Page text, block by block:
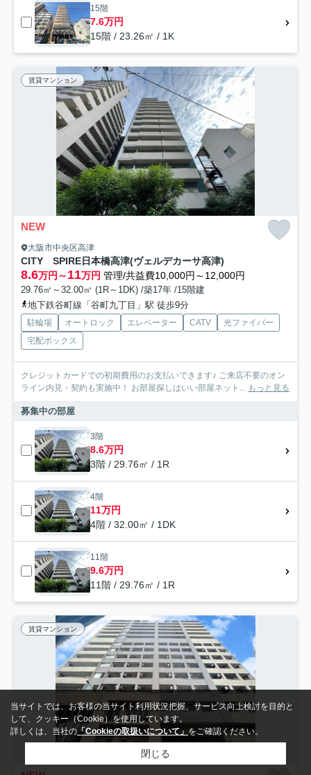
15階
7.6万円
15階 / 23.26㎡ / 1K
賃貸マンション
NEW
大阪市中央区高津
CITY SPIRE日本橋高津(ヴェルデカーサ高津)
8.6万円～11万円 管理/共益費10,000円～12,000円
29.76㎡～32.00㎡ (1R～1DK) /築17年 /15階建
地下鉄谷町線「谷町九丁目」駅 徒歩9分
駐輪場 オートロック エレベーター CATV
光ファイバー
宅配ボックス
クレジットカードでの初期費用のお支払いできます♪ ご来店不要のオン
ライン内見・契約も実施中！ お部屋探しはいい部屋ネット...
もっと見る
募集中の部屋
3階
8.6万円
3階 / 29.76㎡ / 1R
4階
11万円
4階 / 32.00㎡ / 1DK
11階
9.6万円
11階 / 29.76㎡ / 1R
賃貸マンション
当サイトでは、お客様の当サイト利用状況把握、サービス向上検討を目的と
して、クッキー（Cookie）を使用しています。
詳しくは、当社の「Cookieの取扱いについて」 をご確認ください。
閉じる